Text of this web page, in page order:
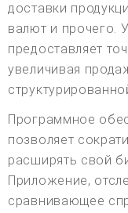
доставки
валют и прочего.
предоставляет
увеличивая
Программное
позволяет
расширять свой
Приложение,
сравнивающее